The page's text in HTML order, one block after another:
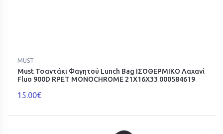
MUST
Must Τσαντάκι Φαγητού Lunch Bag ΙΣΟΘΕΡΜΙΚΟ Λαχανί
Fluo 900D RPET MONOCHROME 21Χ16Χ33 000584619
15.00€